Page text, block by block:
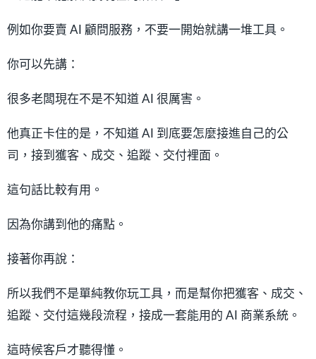
例如你要賣 AI 顧問服務，不要一開始就講一堆工具。
你可以先講：
很多老闆現在不是不知道 AI 很厲害。
他真正卡住的是，不知道 AI 到底要怎麼接進自己的公
司，接到獲客、成交、追蹤、交付裡面。
這句話比較有用。
因為你講到他的痛點。
接著你再說：
所以我們不是單純教你玩工具，而是幫你把獲客、成交、
追蹤、交付這幾段流程，接成一套能用的 AI 商業系統。
這時候客戶才聽得懂。